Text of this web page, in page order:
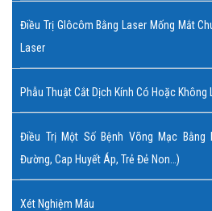
Điều Trị Glôcôm Bằng Laser Mống Mắt
Laser
Phẫu Thuật Cắt Dịch Kính Có Hoặc Không
Điều Trị Một Số Bệnh Võng Mạc Bằng
Đường, Cap Huyết Áp, Trẻ Đẻ Non…)
Xét Nghiệm Máu